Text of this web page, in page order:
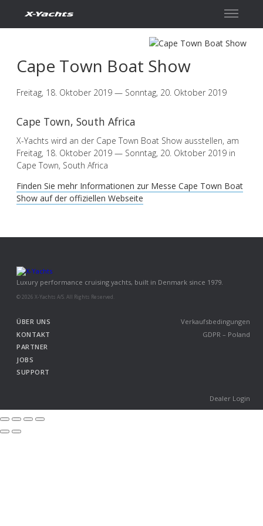
Cape Town Boat Show
Freitag, 18. Oktober 2019 — Sonntag, 20. Oktober 2019
Cape Town, South Africa
X-Yachts wird an der Cape Town Boat Show ausstellen, am
Freitag, 18. Oktober 2019 — Sonntag, 20. Oktober 2019 in
Cape Town, South Africa
Finden Sie mehr Informationen zur Messe Cape Town Boat
Show auf der offiziellen Webseite
Luxury performance cruising yachts, built in Denmark since 1979.
© 2026 X-Yachts A/S. All Rights Reserved.
ÜBER UNS
KONTAKT
PARTNER
JOBS
SUPPORT
Dealer Login
Verkaufsbedingungen
GDPR – Poland